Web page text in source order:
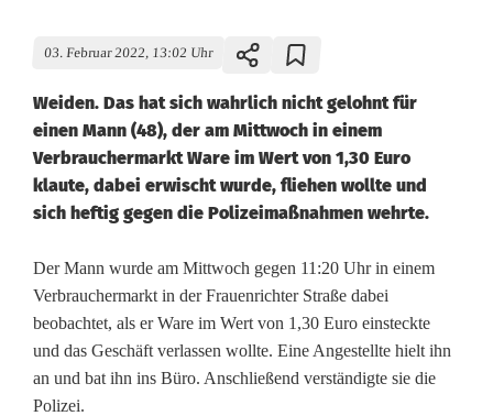
03. Februar 2022, 13:02 Uhr
Weiden. Das hat sich wahrlich nicht gelohnt für
einen Mann (48), der am Mittwoch in einem
Verbrauchermarkt Ware im Wert von 1,30 Euro
klaute, dabei erwischt wurde, fliehen wollte und
sich heftig gegen die Polizeimaßnahmen wehrte.
K
l
e
i
Der Mann wurde am Mittwoch gegen 11:20 Uhr in einem
Verbrauchermarkt in der Frauenrichter Straße dabei
beobachtet, als er Ware im Wert von 1,30 Euro einsteckte
und das Geschäft verlassen wollte. Eine Angestellte hielt ihn
an und bat ihn ins Büro. Anschließend verständigte sie die
Polizei.